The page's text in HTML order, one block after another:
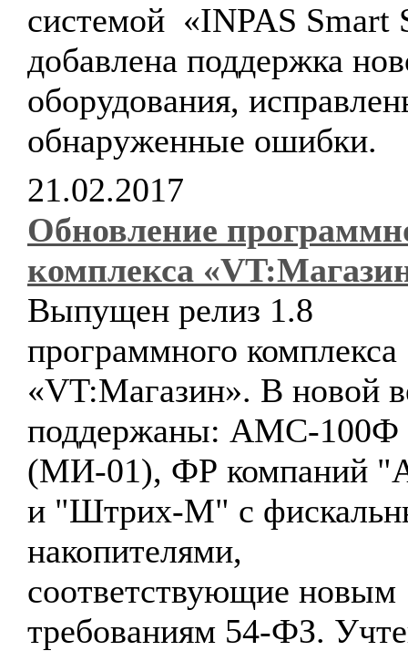
системой «INPAS Smart
добавлена поддержка
оборудования,
обнаруженные ошибки.
21.02.2017
Обновление
комплекса
Выпущен релиз 1.8
программного комплекса
«VT:Магазин». В новой
поддержаны: АМС-100Ф
(МИ-01), ФР компаний
и "Штрих-М" с
накопителями,
соответствующие новым
требованиям 54-ФЗ.